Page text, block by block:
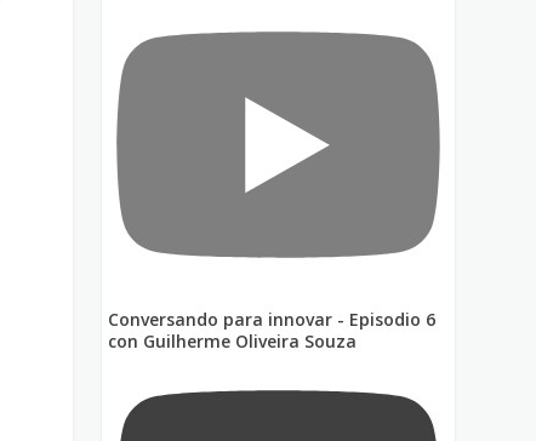
Conversando para innovar - Episodio 6
con Guilherme Oliveira Souza